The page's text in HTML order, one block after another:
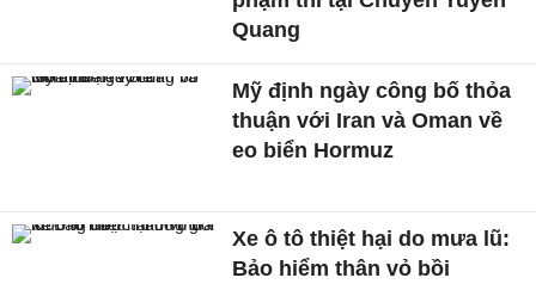
Quang
Mỹ định ngày công bố thỏa
thuận với Iran và Oman về
eo biển Hormuz
Xe ô tô thiệt hại do mưa lũ:
Bảo hiểm thân vỏ bồi